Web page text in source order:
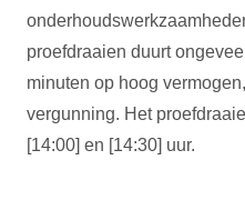
proefdraaien duurt
minuten op hoog
vergunning. Het
[14:00] en [14:30] uur.